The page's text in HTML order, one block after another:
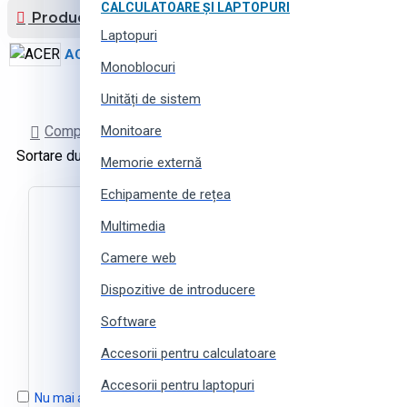
Nu mai arătați acest mesaj
CALCULATOARE ȘI LAPTOPURI
Laptopuri
Monoblocuri
Unități de sistem
Monitoare
Memorie externă
Echipamente de rețea
Multimedia
Camere web
Dispozitive de introducere
Software
Accesorii pentru calculatoare
Accesorii pentru laptopuri
Producător
ACER
Comparare Produse
Sortare după: